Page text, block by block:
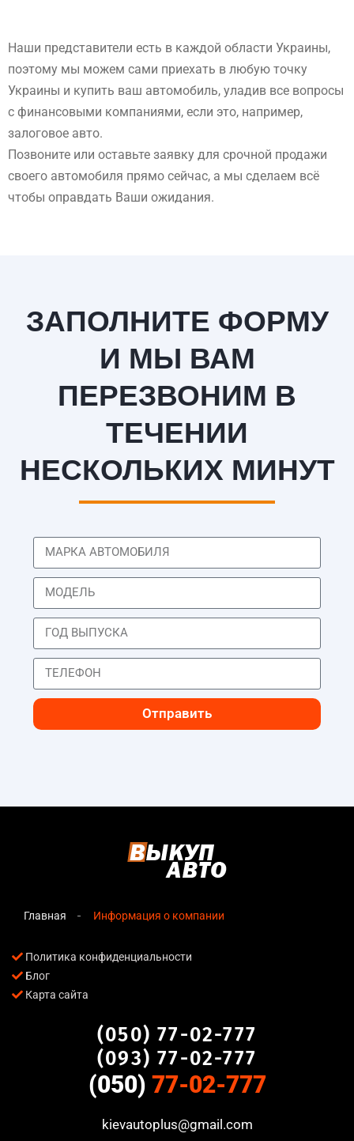
Наши представители есть в каждой области Украины,
поэтому мы можем сами приехать в любую точку
Украины и купить ваш автомобиль, уладив все вопросы
с финансовыми компаниями, если это, например,
залоговое авто.
Позвоните или оставьте заявку для срочной продажи
своего автомобиля прямо сейчас, а мы сделаем всё
чтобы оправдать Ваши ожидания.
ЗАПОЛНИТЕ ФОРМУ
И МЫ ВАМ
ПЕРЕЗВОНИМ В
ТЕЧЕНИИ
НЕСКОЛЬКИХ МИНУТ
Отправить
Главная Информация о компании
Политика конфиденциальности
Блог
Карта сайта
(050) 77-02-777
(093) 77-02-777
(050) 77-02-777
kievautoplus@gmail.com